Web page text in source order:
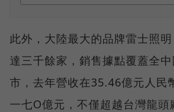
此外，大陸最大的品牌雷士照
達三千餘家，銷售據點覆蓋全
市，去年營收在35.46億元人民
一七O億元，不僅超越台灣龍頭